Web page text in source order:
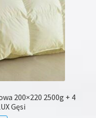
200×220 2500g + 4
Gęsi